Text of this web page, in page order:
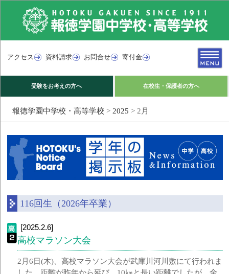
アクセス 資料請求 お問合せ 寄付金
受験をお考えの方へ 在校生・保護者の方へ
報徳学園中学校・高等学校 > 2025 > 2月
116回生（2026年卒業）
[2025.2.6]
高校マラソン大会
2月6日(木)、高校マラソン大会が武庫川河川敷にて行われま